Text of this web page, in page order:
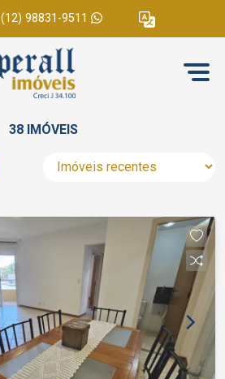
(12) 98831-9511
38 IMÓVEIS